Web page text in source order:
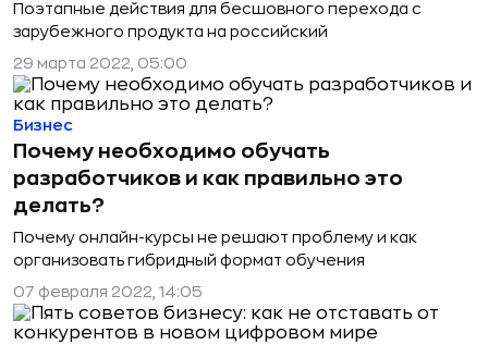
Поэтапные действия для бесшовного перехода с
зарубежного продукта на российский
29 марта 2022, 05:00
Почему необходимо обучать
разработчиков и как правильно это
делать?
Почему онлайн-курсы не решают проблему и как
организовать гибридный формат обучения
Бизнес
07 февраля 2022, 14:05